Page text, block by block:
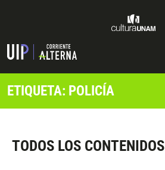
ETIQUETA: POLICÍA
TODOS LOS CONTENIDOS